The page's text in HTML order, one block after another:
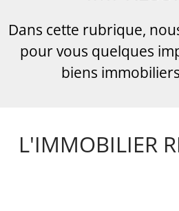
Dans cette rubrique,
pour vous quelques
biens
L'IMMOBILIER